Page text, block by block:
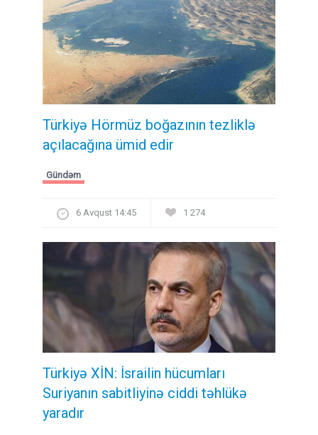
Türkiyə Hörmüz boğazının tezliklə
açılacağına ümid edir
Gündəm
6 Avqust 14:45 1 274
Türkiyə XİN: İsrailin hücumları
Suriyanın sabitliyinə ciddi təhlükə
yaradır